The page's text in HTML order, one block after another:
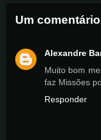
Um
Alexandre
Muito bom
faz Missões
Responder